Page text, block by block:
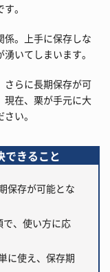
。
係。上手に保存しな
いてしまいます。
さらに長期保存が可
現在、栗が手元に大
い。
できること
保存が可能とな
、使い方に応
に使え、保存期